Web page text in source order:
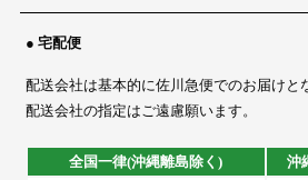
● 宅配便
配送会社は基本的に佐川急便でのお届けと
配送会社の指定はご遠慮願います。
全国一律(沖縄離島除く) 沖